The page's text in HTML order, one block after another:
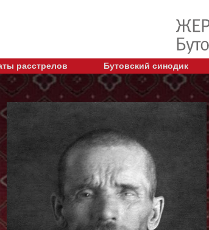
расстрелов Бутовский синодик